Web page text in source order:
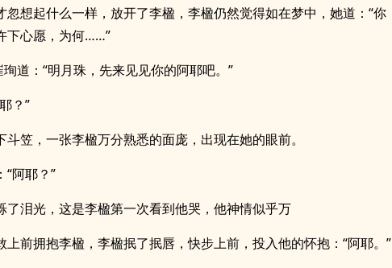
忽想起什么一样，放开了李楹，李楹仍然觉得如在梦中，她道：“你
下心愿，为何……”
珣道：“明月珠，先来见见你的阿耶吧。”
？”
斗笠，一张李楹万分熟悉的面庞，出现在她的眼前。
“阿耶？”
了泪光，这是李楹第一次看到他哭，他神情似乎万
上前拥抱李楹，李楹抿了抿唇，快步上前，投入他的怀抱：“阿耶。”